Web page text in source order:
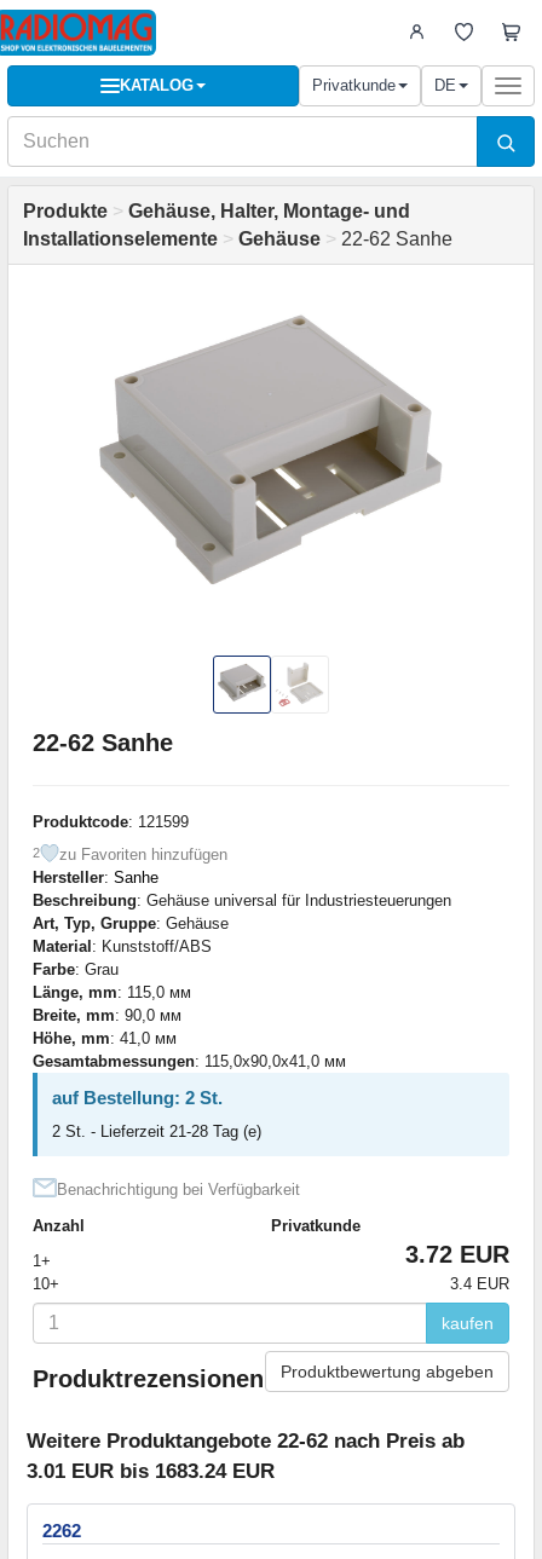
KATALOG Privatkunde DE
Produkte > Gehäuse, Halter, Montage- und
Installationselemente > Gehäuse > 22-62 Sanhe
22-62 Sanhe
Produktcode: 121599
2
zu Favoriten hinzufügen
Hersteller: Sanhe
Beschreibung: Gehäuse universal für Industriesteuerungen
Art, Typ, Gruppe: Gehäuse
Material: Kunststoff/ABS
Farbe: Grau
Länge, mm: 115,0 мм
Breite, mm: 90,0 мм
Höhe, mm: 41,0 мм
Gesamtabmessungen: 115,0x90,0x41,0 мм
auf Bestellung: 2 St.
2 St. - Lieferzeit 21-28 Tag (e)
Benachrichtigung bei Verfügbarkeit
Anzahl
Privatkunde
1+
3.72 EUR
10+ 3.4 EUR
kaufen
Produktrezensionen Produktbewertung abgeben
Weitere Produktangebote 22-62 nach Preis ab
3.01 EUR bis 1683.24 EUR
2262